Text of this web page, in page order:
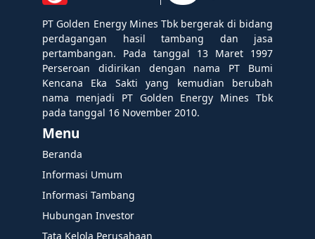
PT Golden Energy Mines Tbk bergerak di bidang
perdagangan hasil tambang dan jasa
pertambangan. Pada tanggal 13 Maret 1997
Perseroan didirikan dengan nama PT Bumi
Kencana Eka Sakti yang kemudian berubah
nama menjadi PT Golden Energy Mines Tbk
pada tanggal 16 November 2010.
Menu
Beranda
Informasi Umum
Informasi Tambang
Hubungan Investor
Tata Kelola Perusahaan